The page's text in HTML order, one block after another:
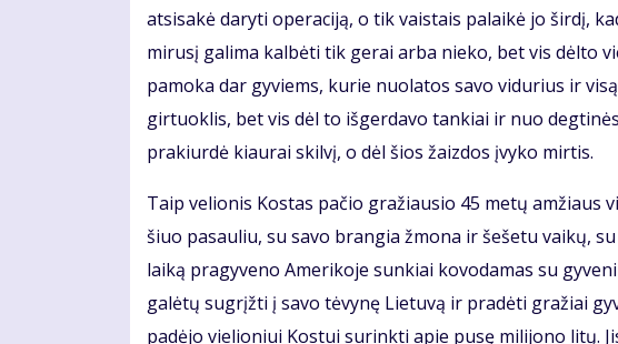
atsisakė daryti operaciją, o tik vaistais palaikė jo širdį,
mirusį galima kalbėti tik gerai arba nieko, bet vis dėlto
pamoka dar gyviems, kurie nuolatos savo vidurius ir
girtuoklis, bet vis dėl to išgerdavo tankiai ir nuo
prakiurdė kiaurai skilvį, o dėl šios žaizdos įvyko mirtis.
Taip velionis Kostas pačio gražiausio 45 metų
šiuo pasauliu, su savo brangia žmona ir šešetu vaikų,
laiką pragyveno Amerikoje sunkiai kovodamas su
galėtų sugrįžti į savo tėvynę Lietuvą ir pradėti gražiai
padėjo vielioniui Kostui surinkti apie pusę milijono litų.